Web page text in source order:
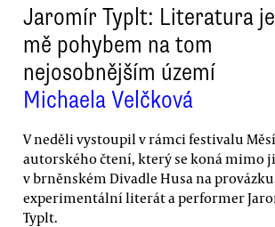
Jaromír Typlt: Literatura
mě pohybem na tom
nejosobnějším území
Michaela Velčková
V neděli vystoupil v rámci festivalu
autorského čtení, který se koná mimo
v brněnském Divadle Husa na
experimentální literát a performer
Typlt.